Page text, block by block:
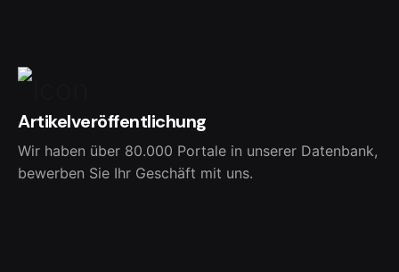
Artikelveröffentlichung
Wir haben über 80.000 Portale in unserer Datenbank,
bewerben Sie Ihr Geschäft mit uns.